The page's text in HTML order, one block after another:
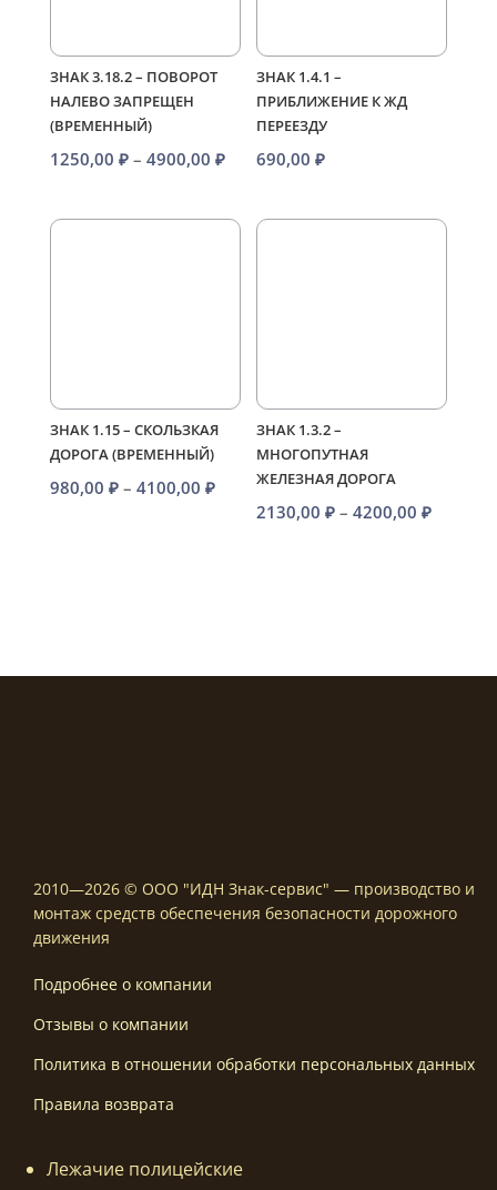
ЗНАК 3.18.2 – ПОВОРОТ
НАЛЕВО ЗАПРЕЩЕН
(ВРЕМЕННЫЙ)
1250,00 ₽ – 4900,00 ₽Диапазон
1250,00 ₽
ЗНАК 1.4.1 –
ПРИБЛИЖЕНИЕ К ЖД
ПЕРЕЕЗДУ
690,00₽
ЗНАК 1.15 – СКОЛЬЗКАЯ
ДОРОГА (ВРЕМЕННЫЙ)
980,00 ₽ – 4100,00 ₽Диапазон
ЗНАК 1.3.2 –
МНОГОПУТНАЯ
ЖЕЛЕЗНАЯ ДОРОГА
2130,00₽ – 4200,00₽
2010—2026 © ООО "ИДН Знак-сервис" — производство и
монтаж средств обеспечения безопасности дорожного
движения
Подробнее о компании
Отзывы о компании
Политика в отношении обработки персональных данных
Правила возврата
Лежачие полицейские